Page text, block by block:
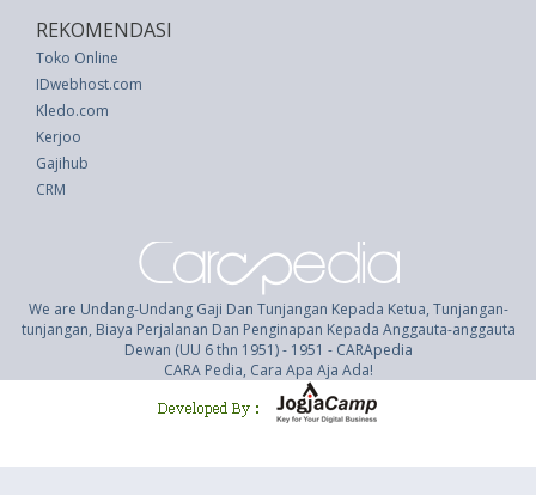
REKOMENDASI
Toko Online
IDwebhost.com
Kledo.com
Kerjoo
Gajihub
CRM
We are Undang-Undang Gaji Dan Tunjangan Kepada Ketua, Tunjangan-
tunjangan, Biaya Perjalanan Dan Penginapan Kepada Anggauta-anggauta
Dewan (UU 6 thn 1951) - 1951 - CARApedia
CARA Pedia, Cara Apa Aja Ada!